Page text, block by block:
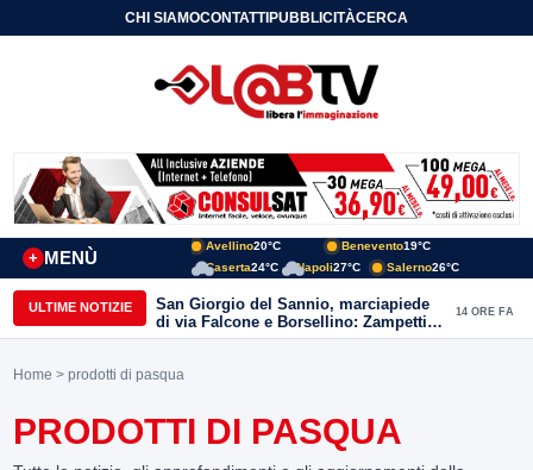
CHI SIAMOCONTATTIPUBBLICITÀCERCA
MENÙ
+
Avellino20°C Benevento19°C
Caserta24°C Napoli27°C Salerno26°C
ULTIME NOTIZIE
San Giorgio del Sannio, marciapiede
di via Falcone e Borsellino: Zampetti e
Lombardi replicano alle polemiche
14 ORE FA
Home > prodotti di pasqua
PRODOTTI DI PASQUA